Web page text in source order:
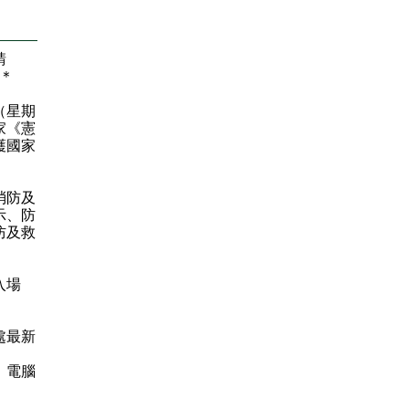
＊
星期
《憲
國家
及
、防
及救
場
最新
電腦